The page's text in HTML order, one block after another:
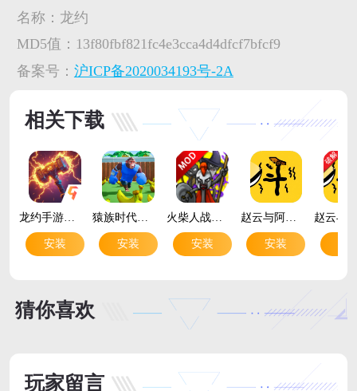
名称： 龙约
MD5值： 13f80fbf821fc4e3cca4d4dfcf7bfcf9
备案号： 沪ICP备2020034193号-2A
相关下载
龙约手游官方版v1.0.7 安卓版
安装
猿族时代手游官方版v0.89.0 最新版
安装
火柴人战争遗产3内置菜单mod版v2026.5.5025 最新版
安装
赵云与阿斗小游戏app版v1.0.0 安卓版
安装
猜你喜欢
玩家留言